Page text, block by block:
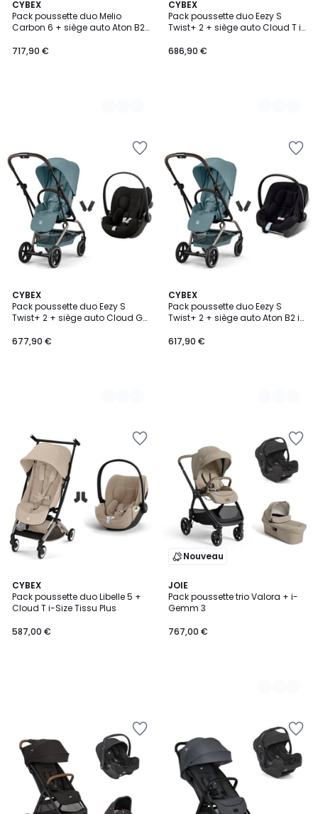
CYBEX
Pack poussette duo Melio
Carbon 6 + siège auto Aton B2
717,90 €
2
Couleurs
CYBEX
Pack poussette duo Eezy S
Twist+ 2 + siège auto Cloud T i-
686,90 €
2
Couleurs
CYBEX
Pack poussette duo Eezy S
Twist+ 2 + siège auto Cloud G
677,90 €
2
Couleurs
CYBEX
Pack poussette duo Eezy S
Twist+ 2 + siège auto Aton B2 i-
617,90 €
2
Couleurs
CYBEX
Pack poussette duo Libelle 5 +
Cloud T i-Size Tissu Plus
587,00 €
Nouveau
JOIE
Pack poussette trio Valora + i-
Gemm 3
767,00 €
2
Couleurs